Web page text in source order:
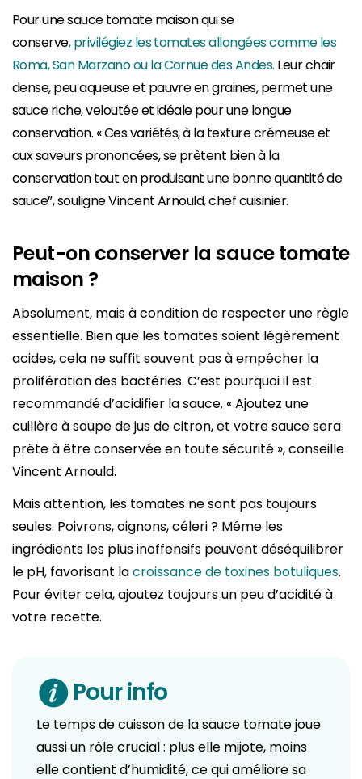
Pour une sauce tomate maison qui se
conserve, privilégiez les tomates allongées comme les
Roma, San Marzano ou la Cornue des Andes. Leur chair
dense, peu aqueuse et pauvre en graines, permet une
sauce riche, veloutée et idéale pour une longue
conservation. « Ces variétés, à la texture crémeuse et
aux saveurs prononcées, se prêtent bien à la
conservation tout en produisant une bonne quantité de
sauce”, souligne Vincent Arnould, chef cuisinier.
Peut-on conserver la sauce tomate
maison ?
Absolument, mais à condition de respecter une règle
essentielle. Bien que les tomates soient légèrement
acides, cela ne suffit souvent pas à empêcher la
prolifération des bactéries. C’est pourquoi il est
recommandé d’acidifier la sauce. « Ajoutez une
cuillère à soupe de jus de citron, et votre sauce sera
prête à être conservée en toute sécurité », conseille
Vincent Arnould.
Mais attention, les tomates ne sont pas toujours
seules. Poivrons, oignons, céleri ? Même les
ingrédients les plus inoffensifs peuvent déséquilibrer
le pH, favorisant lacroissance de toxines botuliques.
Pour éviter cela, ajoutez toujours un peu d’acidité à
votre recette.
Pour info
Le temps de cuisson de la sauce tomate joue
aussi un rôle crucial : plus elle mijote, moins
elle contient d’humidité, ce qui améliore sa